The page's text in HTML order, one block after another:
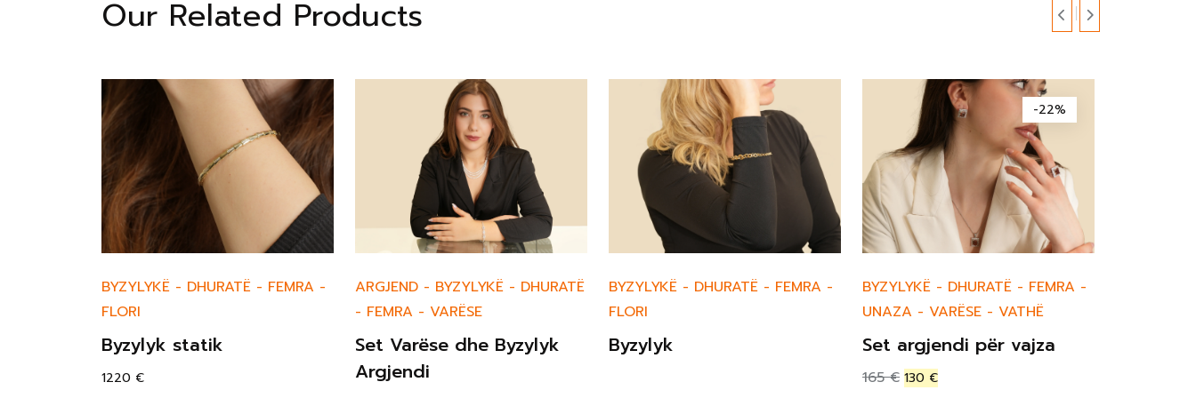
Our Related Products
BYZYLYKË - DHURATË - FEMRA -
FLORI
Byzylyk statik
1220 €
ARGJEND - BYZYLYKË - DHURATË
- FEMRA - VARËSE
Set Varëse dhe Byzylyk
Argjendi
BYZYLYKË - DHURATË - FEMRA -
FLORI
Byzylyk
-22%
BYZYLYKË - DHURATË - FEMRA -
UNAZA - VARËSE - VATHË
Set argjendi për vajza
165€ 130 €